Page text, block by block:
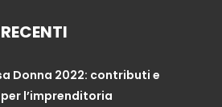
Donna 2022: contributi e
l’imprenditoria